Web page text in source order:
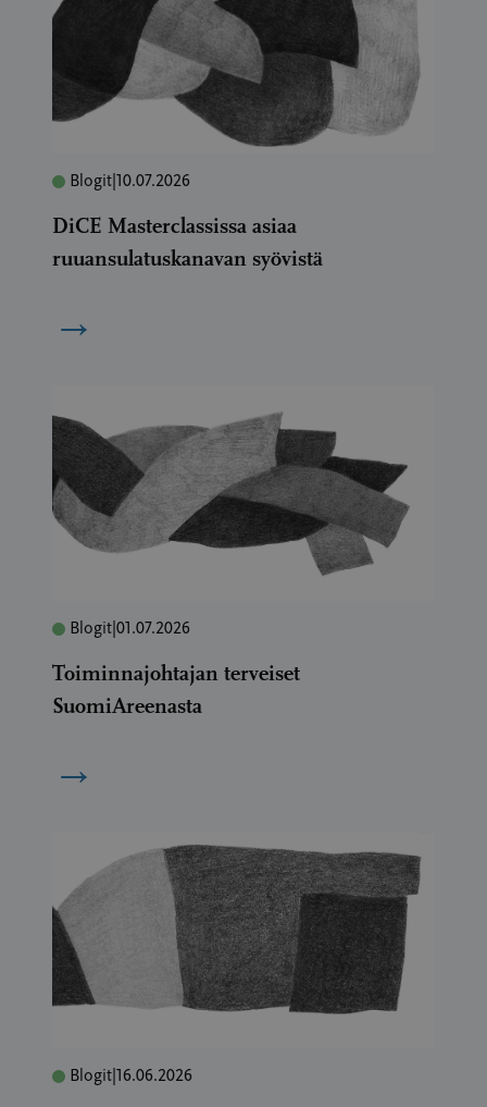
Blogit 10.07.2026
DiCE Masterclassissa asiaa
ruuansulatuskanavan syövistä
→
Blogit 01.07.2026
Toiminnajohtajan terveiset
SuomiAreenasta
→
Blogit 16.06.2026